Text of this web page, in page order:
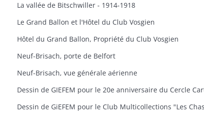
La vallée de Bitschwiller - 1914-1918
Le Grand Ballon et l'Hôtel du Club Vosgien
Hôtel du Grand Ballon, Propriété du Club Vosgien
Neuf-Brisach, porte de Belfort
Neuf-Brisach, vue générale aérienne